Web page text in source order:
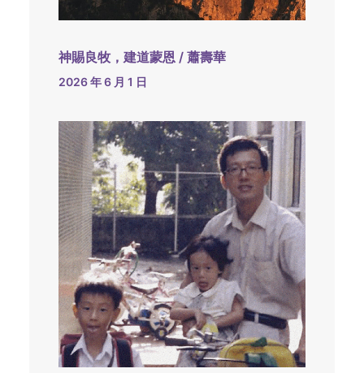
神賜良牧，建道蒙恩 / 蕭壽華
2026 年 6 月 1 日